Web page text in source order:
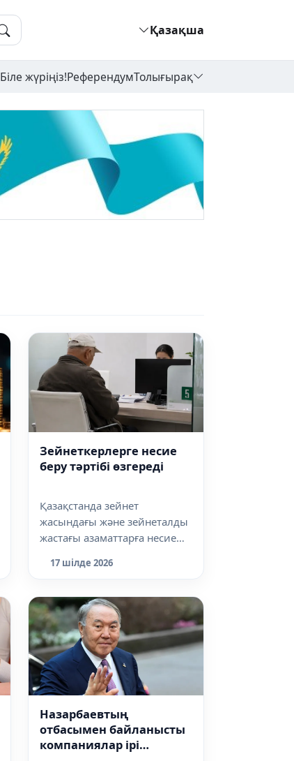
Қазақша
Біле жүріңіз!РеферендумТолығырақ
Зейнеткерлерге несие
беру тәртібі өзгереді
Қазақстанда зейнет
жасындағы және зейнеталды
жастағы азаматтарға несие
олар нес...
17 шілде 2026
Назарбаевтың
отбасымен байланысты
компаниялар ірі